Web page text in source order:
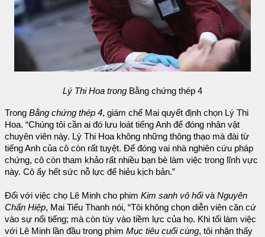
Lý Thi Hoa trong Bằng chứng thép 4
Trong Bằng chứng thép 4, giám chế Mai quyết định chọn Lý Thi
Hoa. “Chúng tôi cần ai đó lưu loát tiếng Anh để đóng nhân vật
chuyên viên này. Lý Thi Hoa không những thông thạo mà đài từ
tiếng Anh của cô còn rất tuyệt. Để đóng vai nhà nghiên cứu pháp
chứng, cô còn tham khảo rất nhiều bạn bè làm việc trong lĩnh vực
này. Cô ấy hết sức nỗ lực để hiẻu kịch bản.”
Đối với việc chọ Lê Minh cho phim Kim sanh vô hốivàNguyên
Chấn Hiệp, Mai Tiểu Thanh nói, “Tôi không chọn diễn viên căn cứ
vào sự nổi tiếng; mà còn tùy vào tiềm lực của họ. Khi tối làm việc
với Lê Minh lần đầu trong phim Mục tiêu cuối cùng, tôi nhận thấy